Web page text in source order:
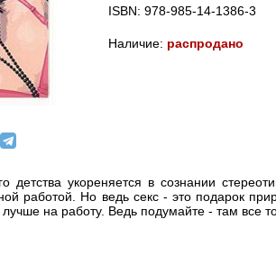
ISBN: 978-985-14-1386-3
Наличие: распродано
детства укореняется в сознании
работой. Но ведь секс - это подарок
на работу. Ведь подумайте - там все